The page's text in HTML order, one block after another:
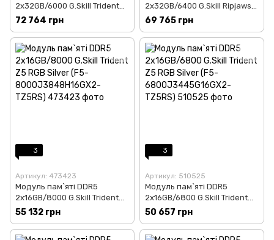
2x32GB/6000 G.Skill Trident
Z5 Silver (F5-
6000J3238G32GX2-TZ5S)
72 764 грн
2x32GB/6400 G.Skill Ripjaws
S5 Black (F5-
6400J3239G32GX2-RS5K)
69 765 грн
3
Артикул: 473423
Модуль пам`ятi DDR5
2x16GB/8000 G.Skill Trident
Z5 RGB Silver (F5-
8000J3848H16GX2-TZ5RS)
55 132 грн
3
Артикул: 510525
Модуль пам`ятi DDR5
2x16GB/6800 G.Skill Trident
Z5 RGB Silver (F5-
6800J3445G16GX2-TZ5RS)
50 657 грн